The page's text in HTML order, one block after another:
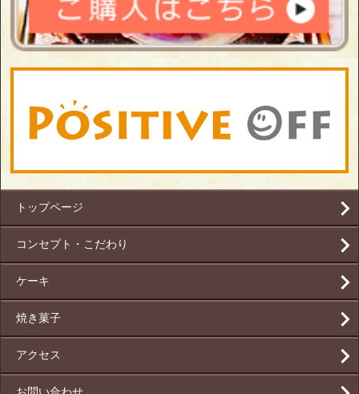
トップページ
コンセプト・こだわり
ケーキ
焼き菓子
アクセス